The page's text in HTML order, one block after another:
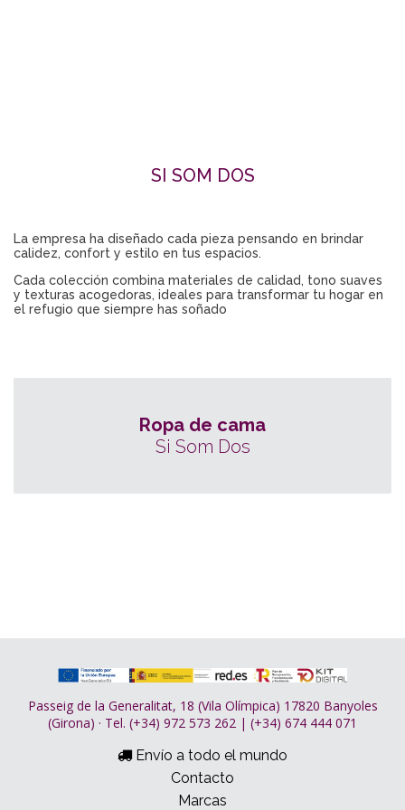
SI SOM DOS
La empresa ha diseñado cada pieza pensando en brindar
calidez, confort y estilo en tus espacios.
Cada colección combina materiales de calidad, tono suaves
y texturas acogedoras, ideales para transformar tu hogar en
el refugio que siempre has soñado
Ropa de cama
Si Som Dos
Passeig de la Generalitat, 18 (Vila Olímpica) 17820 Banyoles
(Girona) · Tel. (+34) 972 573 262 | (+34) 674 444 071
Envío a todo el mundo
Contacto
Marcas